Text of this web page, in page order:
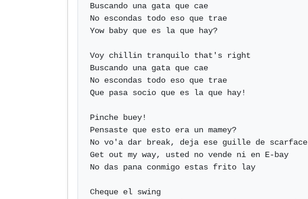
Buscando una gata que cae
No escondas todo eso que trae
Yow baby que es la que hay?
Voy chillin tranquilo that's right
Buscando una gata que cae
No escondas todo eso que trae
Que pasa socio que es la que hay!
Pinche buey!
Pensaste que esto era un mamey?
No vo'a dar break, deja ese guille de scarface
Get out my way, usted no vende ni en E-bay
No das pana conmigo estas frito lay
Cheque el swing